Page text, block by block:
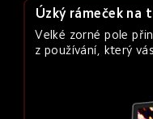
Úzký rámeček na
Velké zorné pole
z používání, který